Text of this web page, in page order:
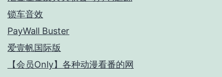
锁车音效
PayWall Buster
爱壹帆国际版
【会员Only】各种动漫看番的网